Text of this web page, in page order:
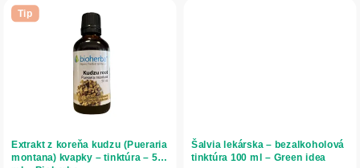
Tip
Extrakt z koreňa kudzu (Pueraria
montana) kvapky – tinktúra – 50
Šalvia lekárska – bezalkoholová
tinktúra 100 ml – Green idea